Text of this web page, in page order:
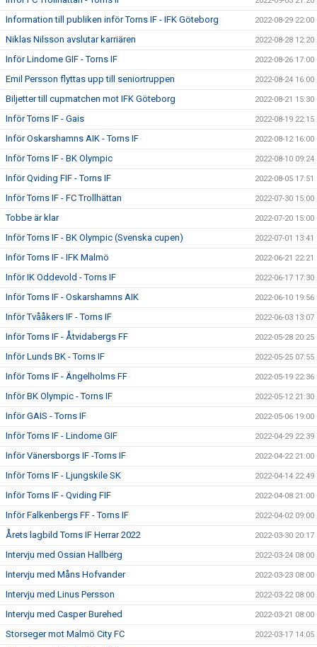
Information till publiken inför Torns IF - IFK Göteborg 2022-08-29 22:00
Niklas Nilsson avslutar karriären 2022-08-28 12:20
Inför Lindome GIF - Torns IF 2022-08-26 17:00
Emil Persson flyttas upp till seniortruppen 2022-08-24 16:00
Biljetter till cupmatchen mot IFK Göteborg 2022-08-21 15:30
Inför Torns IF - Gais 2022-08-19 22:15
Inför Oskarshamns AIK - Torns IF 2022-08-12 16:00
Inför Torns IF - BK Olympic 2022-08-10 09:24
Inför Qviding FIF - Torns IF 2022-08-05 17:51
Inför Torns IF - FC Trollhättan 2022-07-30 15:00
Tobbe är klar 2022-07-20 15:00
Inför Torns IF - BK Olympic (Svenska cupen) 2022-07-01 13:41
Inför Torns IF - IFK Malmö 2022-06-21 22:21
Inför IK Oddevold - Torns IF 2022-06-17 17:30
Inför Torns IF - Oskarshamns AIK 2022-06-10 19:56
Inför Tvååkers IF - Torns IF 2022-06-03 13:07
Inför Torns IF - Åtvidabergs FF 2022-05-28 20:25
Inför Lunds BK - Torns IF 2022-05-25 07:55
Inför Torns IF - Ängelholms FF 2022-05-19 22:36
Inför BK Olympic - Torns IF 2022-05-12 21:30
Inför GAIS - Torns IF 2022-05-06 19:00
Inför Torns IF - Lindome GIF 2022-04-29 22:39
Inför Vänersborgs IF -Torns IF 2022-04-22 21:00
Inför Torns IF - Ljungskile SK 2022-04-14 22:49
Inför Torns IF - Qviding FIF 2022-04-08 21:00
Inför Falkenbergs FF - Torns IF 2022-04-02 09:00
Årets lagbild Torns IF Herrar 2022 2022-03-30 20:17
Intervju med Ossian Hallberg 2022-03-24 08:00
Intervju med Måns Hofvander 2022-03-23 08:00
Intervju med Linus Persson 2022-03-22 08:00
Intervju med Casper Burehed 2022-03-21 08:00
Storseger mot Malmö City FC 2022-03-17 14:05